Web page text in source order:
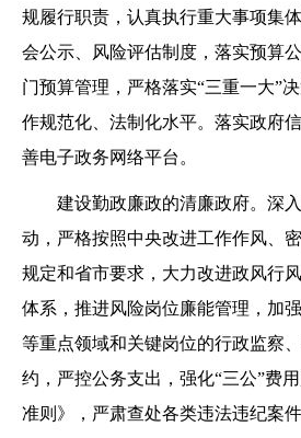
规履行职责，认真执行重大事项集
会公示、风险评估制度，落实预算
门预算管理，严格落实“三重一大”
作规范化、法制化水平。落实政府
善电子政务网络平台。
建设勤政廉政的清廉政府。深
动，严格按照中央改进工作作风、
规定和省市要求，大力改进政风行
体系，推进风险岗位廉能管理，加
等重点领域和关键岗位的行政监察
约，严控公务支出，强化“三公”费
准则》，严肃查处各类违法违纪案